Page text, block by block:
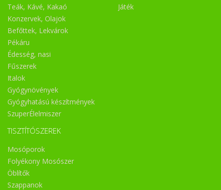
Teák, Kávé, Kakaó
Konzervek, Olajok
Befőttek, Lekvárok
Pékáru
Édesség, nasi
Fűszerek
Italok
Gyógynövények
Gyógyhatású készítmények
SzuperÉlelmiszer
TISZTÍTÓSZEREK
Mosóporok
Folyékony Mosószer
Öblítők
Szappanok
Játék